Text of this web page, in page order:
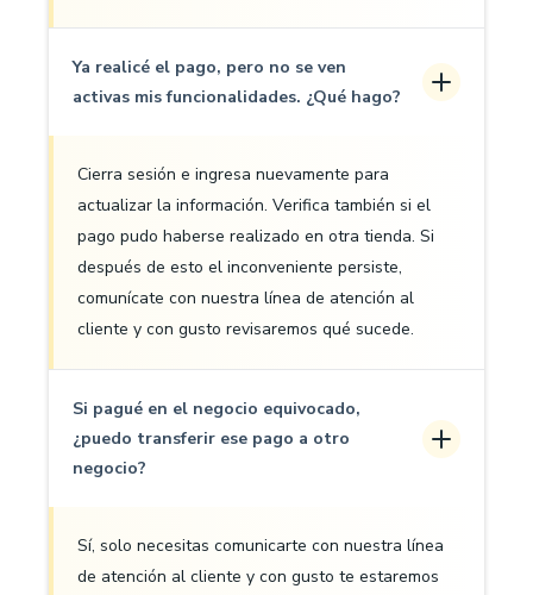
Ya realicé el pago, pero no se ven
activas mis funcionalidades. ¿Qué hago?
Cierra sesión e ingresa nuevamente para
actualizar la información. Verifica también si el
pago pudo haberse realizado en otra tienda. Si
después de esto el inconveniente persiste,
comunícate con nuestra línea de atención al
cliente y con gusto revisaremos qué sucede.
Si pagué en el negocio equivocado,
¿puedo transferir ese pago a otro
negocio?
Sí, solo necesitas comunicarte con nuestra línea
de atención al cliente y con gusto te estaremos